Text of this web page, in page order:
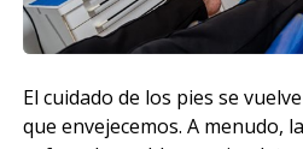
El cuidado de los pies se
que envejecemos. A menudo,